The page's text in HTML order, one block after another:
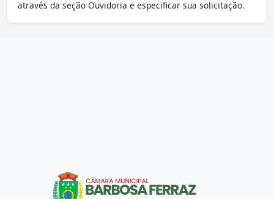
através da seção Ouvidoria e especificar sua solicitação.